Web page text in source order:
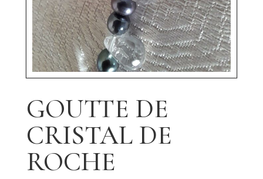
GOUTTE DE
CRISTAL DE
ROCHE